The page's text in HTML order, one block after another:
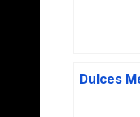
Dulces